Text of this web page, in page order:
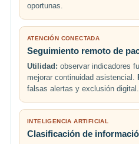
oportunas.
ATENCIÓN CONECTADA
Seguimiento remoto de
Utilidad: observar indicadores
mejorar continuidad asistencial.
falsas alertas y exclusión digital.
INTELIGENCIA ARTIFICIAL
Clasificación de